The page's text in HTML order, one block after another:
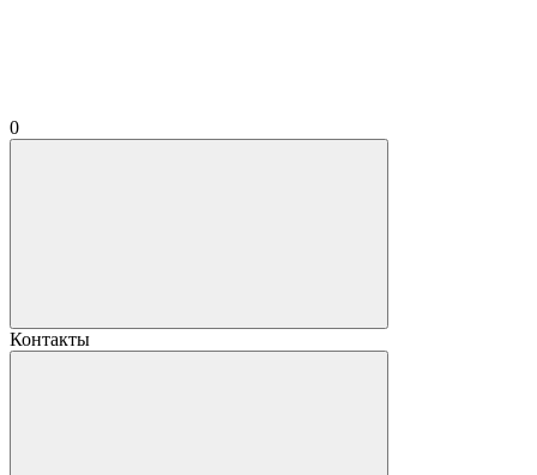
0
Контакты